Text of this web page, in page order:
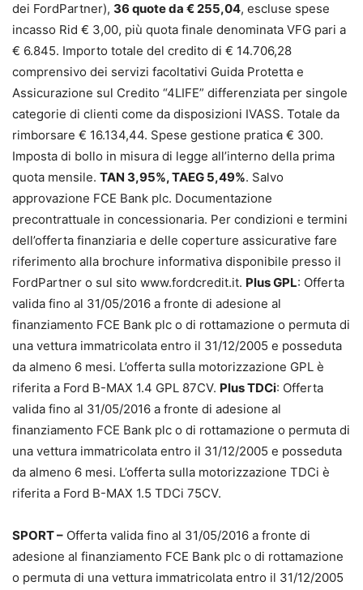
dei FordPartner), 36 quote da € 255,04, escluse spese
incasso Rid € 3,00, più quota finale denominata VFG pari a
€ 6.845. Importo totale del credito di € 14.706,28
comprensivo dei servizi facoltativi Guida Protetta e
Assicurazione sul Credito “4LIFE” differenziata per singole
categorie di clienti come da disposizioni IVASS. Totale da
rimborsare € 16.134,44. Spese gestione pratica € 300.
Imposta di bollo in misura di legge all’interno della prima
quota mensile. TAN 3,95%, TAEG 5,49%. Salvo
approvazione FCE Bank plc. Documentazione
precontrattuale in concessionaria. Per condizioni e termini
dell’offerta finanziaria e delle coperture assicurative fare
riferimento alla brochure informativa disponibile presso il
FordPartner o sul sito www.fordcredit.it. Plus GPL: Offerta
valida fino al 31/05/2016 a fronte di adesione al
finanziamento FCE Bank plc o di rottamazione o permuta di
una vettura immatricolata entro il 31/12/2005 e posseduta
da almeno 6 mesi. L’offerta sulla motorizzazione GPL è
riferita a Ford B-MAX 1.4 GPL 87CV. Plus TDCi: Offerta
valida fino al 31/05/2016 a fronte di adesione al
finanziamento FCE Bank plc o di rottamazione o permuta di
una vettura immatricolata entro il 31/12/2005 e posseduta
da almeno 6 mesi. L’offerta sulla motorizzazione TDCi è
riferita a Ford B-MAX 1.5 TDCi 75CV.
SPORT – Offerta valida fino al 31/05/2016 a fronte di
adesione al finanziamento FCE Bank plc o di rottamazione
o permuta di una vettura immatricolata entro il 31/12/2005